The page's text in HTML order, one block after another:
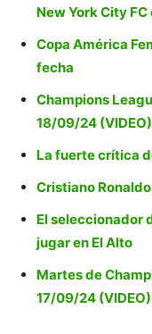
New York City
Copa América
fecha
Champions
18/09/24 (VIDEO)
La fuerte crítica
Cristiano
El seleccionador
jugar en El Alto
Martes de
17/09/24 (VIDEO)